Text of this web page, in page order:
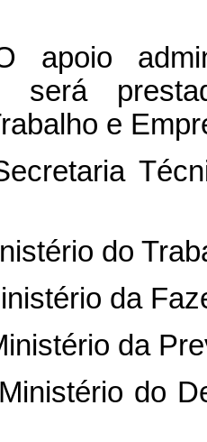
será
e
do
da
da
do